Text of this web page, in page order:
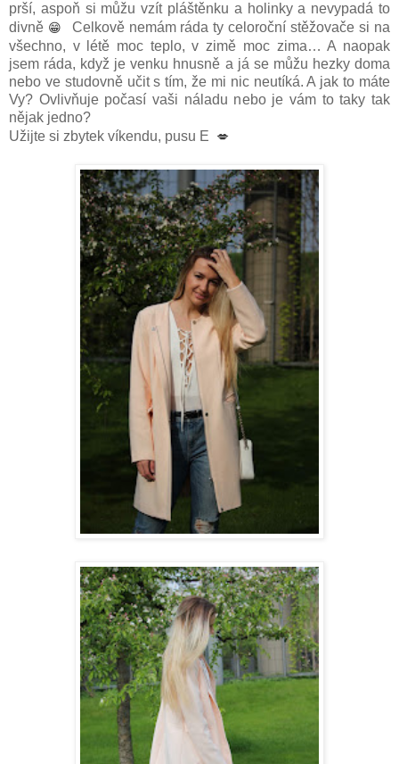
prší, aspoň si můžu vzít pláštěnku a holinky a nevypadá to
divně 😁
Celkově nemám ráda ty celoroční stěžovače si na
všechno, v létě moc teplo, v zimě moc zima… A naopak
jsem ráda, když je venku hnusně a já se můžu hezky doma
nebo ve studovně učit s tím, že mi nic neutíká. A jak to máte
Vy? Ovlivňuje počasí vaši náladu nebo je vám to taky tak
nějak jedno?
Užijte si zbytek víkendu, pusu E 💋